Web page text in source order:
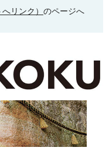
リンク） のページへ